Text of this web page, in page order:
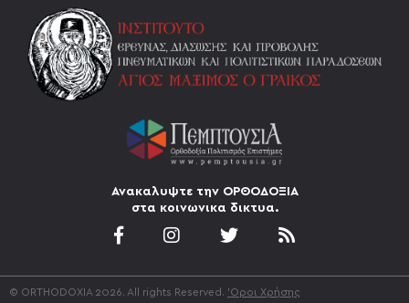
Ανακαλυψτε την ΟΡΘΟΔΟΞΙΑ
στα κοινωνικα δικτυα.
© ORTHODOXIA 2026. All rights Reserved. 'Οροι Χρήσης